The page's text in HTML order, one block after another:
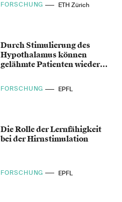
FORSCHUNG ETH Zürich
Durch Stimulierung des
Hypothalamus können
gelähmte Patienten wieder
FORSCHUNG EPFL
Die Rolle der Lernfähigkeit
bei der Hirnstimulation
FORSCHUNG EPFL